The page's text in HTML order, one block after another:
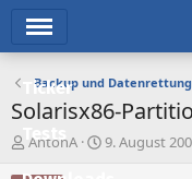
Ticker
Tests
Backup und Datenrettung
Solarisx86-
E
AntonA
E
9. August